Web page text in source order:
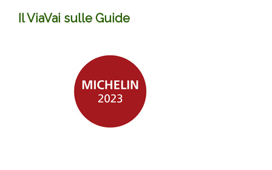
Il ViaVai sulle Guide